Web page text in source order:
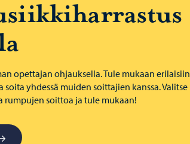
opettajan ohjauksella. Tule mukaan erilaisiin
yhdessä muiden soittajien kanssa. Valitse
rumpujen soittoa ja tule mukaan!